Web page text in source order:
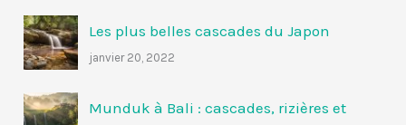
Les plus belles cascades du Japon
janvier 20, 2022
Munduk à Bali : cascades, rizières et